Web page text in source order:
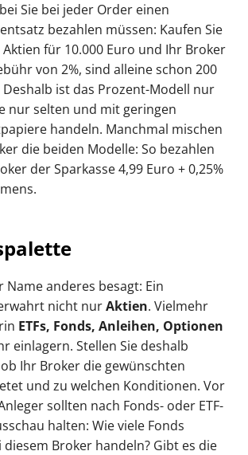
Sie bei jeder Order einen
bezahlen müssen: Kaufen Sie
für 10.000 Euro und Ihr Broker
von 2%, sind alleine schon 200
ist das Prozent-Modell nur
nur selten und mit geringen
handeln. Manchmal mischen
die beiden Modelle: So bezahlen
der Sparkasse 4,99 Euro + 0,25%
Name anderes besagt: Ein
nicht nurAktien. Vielmehr
ETFs, Fonds, Anleihen, Optionen
einlagern. Stellen Sie deshalb
Ihr Broker die gewünschten
und zu welchen Konditionen. Vor
sollten nach Fonds- oder ETF-
halten: Wie viele Fonds
diesem Broker handeln? Gibt es die